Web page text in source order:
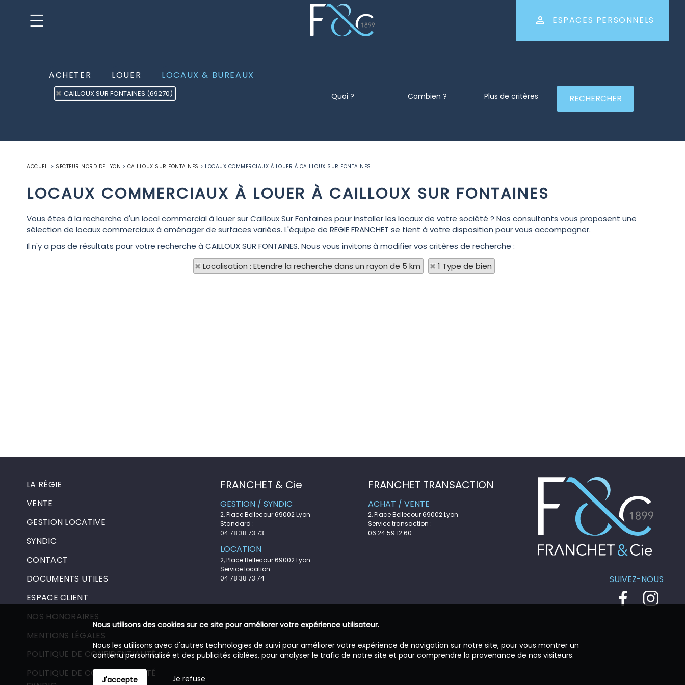
ESPACES PERSONNELS
ACHETER LOUER LOCAUX & BUREAUX
CAILLOUX SUR FONTAINES (69270)
ACCUEIL > SECTEUR NORD DE LYON > CAILLOUX SUR FONTAINES > LOCAUX COMMERCIAUX À LOUER À CAILLOUX SUR FONTAINES
LOCAUX COMMERCIAUX À LOUER À CAILLOUX SUR FONTAINES
Vous êtes à la recherche d'un local commercial à louer sur Cailloux Sur Fontaines pour installer les locaux de votre société ? Nos consultants vous proposent une
sélection de locaux commerciaux à aménager de surfaces variées. L'équipe de REGIE FRANCHET se tient à votre disposition pour vous accompagner.
Il n'y a pas de résultats pour votre recherche à CAILLOUX SUR FONTAINES. Nous vous invitons à modifier vos critères de recherche :
Localisation : Etendre la recherche dans un rayon de 5 km
1 Type de bien
LA RÉGIE
VENTE
GESTION LOCATIVE
SYNDIC
CONTACT
DOCUMENTS UTILES
ESPACE CLIENT
NOS HONORAIRES
MENTIONS LÉGALES
POLITIQUE DE CONFIDENTIALITÉ
POLITIQUE DE CONFIDENTIALITÉ
FRANCHET & Cie
GESTION / SYNDIC
2, Place Bellecour 69002 Lyon
Standard :
04 78 38 73 73
LOCATION
2, Place Bellecour 69002 Lyon
Service location :
04 78 38 73 74
FRANCHET TRANSACTION
ACHAT / VENTE
2, Place Bellecour 69002 Lyon
Service transaction :
06 24 59 12 60
SUIVEZ-NOUS
Nous utilisons des cookies sur ce site pour améliorer votre expérience utilisateur.
Nous les utilisons avec d'autres technologies de suivi pour améliorer votre expérience de navigation sur notre site, pour vous montrer un
contenu personnalisé et des publicités ciblées, pour analyser le trafic de notre site et pour comprendre la provenance de nos visiteurs.
J'accepte Je refuse